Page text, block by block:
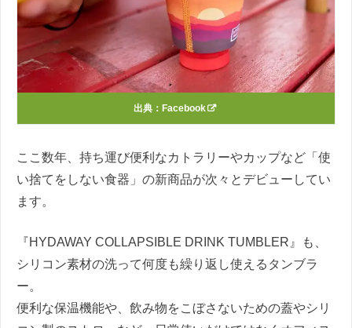
出典： Facebook
ここ数年、持ち運び便利なカトラリーやカップなど「使
い捨てをしない食器」の新商品が次々とデビューしてい
ます。
『HYDAWAY COLLAPSIBLE DRINK TUMBLER』も、
シリコン素材の洗って何度も繰り返し使えるタンブラ
ー。
便利な保温機能や、飲み物をこぼさないための蓋やシリ